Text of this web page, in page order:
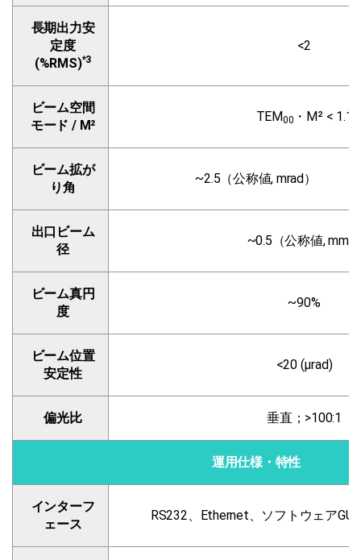
長期出力安
定度
(%RMS)*3
<2
ビーム空間
モード / M²
TEM00 ・M² < 1.1
ビーム拡が
り角
~2.5（公称値, mrad）
出口ビーム
径
~0.5（公称値, mm）
ビーム真円
度
~90%
ビーム位置
安定性
<20 (µrad)
偏光比 垂直；>100:1
運用仕様・特性
インターフ
ェース
RS232、Ethernet、ソフトウェア